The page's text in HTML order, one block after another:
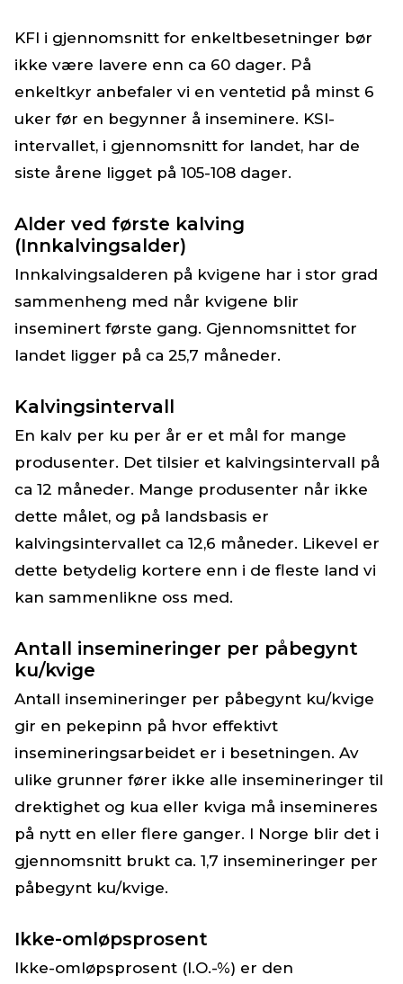
KFI i gjennomsnitt for enkeltbesetninger bør
ikke være lavere enn ca 60 dager. På
enkeltkyr anbefaler vi en ventetid på minst 6
uker før en begynner å inseminere. KSI-
intervallet, i gjennomsnitt for landet, har de
siste årene ligget på 105-108 dager.
Alder ved første kalving
(Innkalvingsalder)
Innkalvingsalderen på kvigene har i stor grad
sammenheng med når kvigene blir
inseminert første gang. Gjennomsnittet for
landet ligger på ca 25,7 måneder.
Kalvingsintervall
En kalv per ku per år er et mål for mange
produsenter. Det tilsier et kalvingsintervall på
ca 12 måneder. Mange produsenter når ikke
dette målet, og på landsbasis er
kalvingsintervallet ca 12,6 måneder. Likevel er
dette betydelig kortere enn i de fleste land vi
kan sammenlikne oss med.
Antall insemineringer per påbegynt
ku/kvige
Antall insemineringer per påbegynt ku/kvige
gir en pekepinn på hvor effektivt
insemineringsarbeidet er i besetningen. Av
ulike grunner fører ikke alle insemineringer til
drektighet og kua eller kviga må insemineres
på nytt en eller flere ganger. I Norge blir det i
gjennomsnitt brukt ca. 1,7 insemineringer per
påbegynt ku/kvige.
Ikke-omløpsprosent
Ikke-omløpsprosent (I.O.-%) er den